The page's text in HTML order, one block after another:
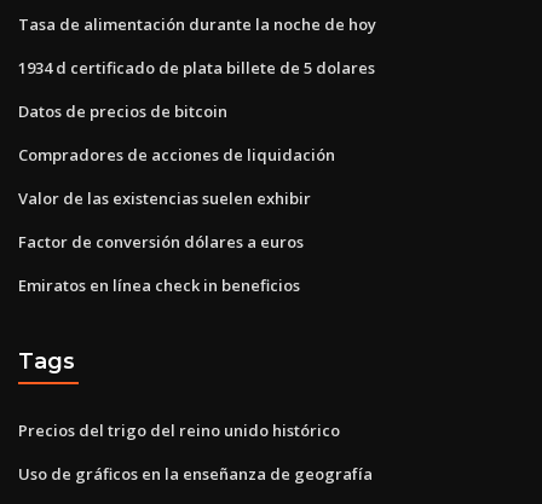
Tasa de alimentación durante la noche de hoy
1934 d certificado de plata billete de 5 dolares
Datos de precios de bitcoin
Compradores de acciones de liquidación
Valor de las existencias suelen exhibir
Factor de conversión dólares a euros
Emiratos en línea check in beneficios
Tags
Precios del trigo del reino unido histórico
Uso de gráficos en la enseñanza de geografía